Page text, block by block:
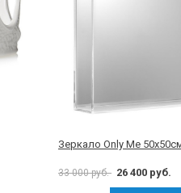
Зеркало Only Me
33 000 руб. 26 400 руб.